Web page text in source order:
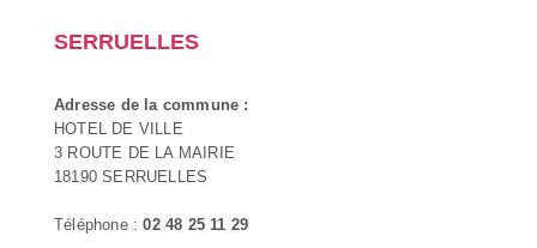
SERRUELLES
Adresse de la commune :
HOTEL DE VILLE
3 ROUTE DE LA MAIRIE
18190 SERRUELLES
Téléphone :02 48 25 11 29